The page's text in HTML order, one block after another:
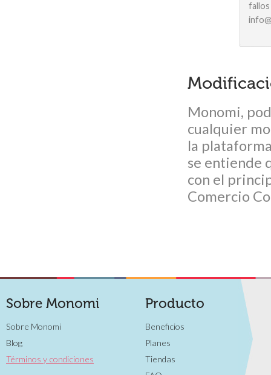
Monomi,
cualquier
la
se entiende
con el
Comercio
Sobre Monomi
Sobre Monomi
Blog
Términos y condiciones
Producto
Beneficios
Planes
Tiendas